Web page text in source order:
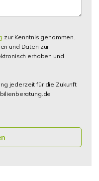
zur Kenntnis genommen.
und Daten zur
erhoben und
jederzeit für die Zukunft